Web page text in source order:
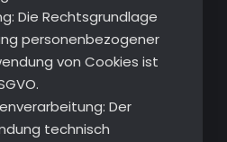
Die Rechtsgrundlage
personenbezogener
von Cookies ist
Der
technisch